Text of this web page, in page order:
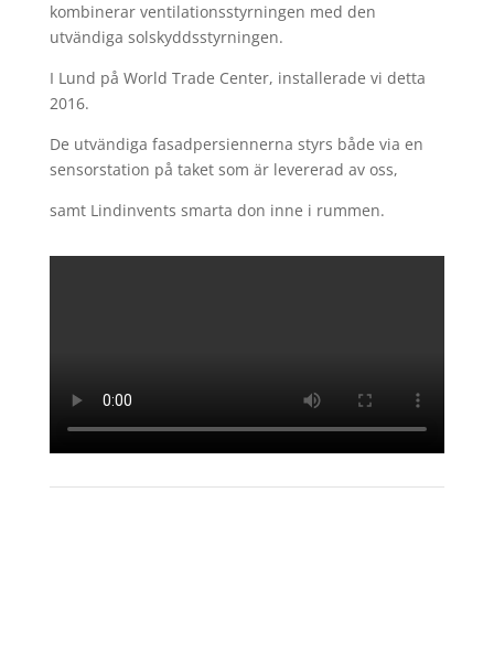
kombinerar ventilationsstyrningen med den
utvändiga solskyddsstyrningen.
I Lund på World Trade Center, installerade vi detta
2016.
De utvändiga fasadpersiennerna styrs både via en
sensorstation på taket som är levererad av oss,
samt Lindinvents smarta don inne i rummen.